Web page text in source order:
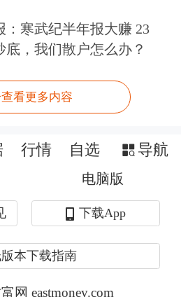
景”驱动技术落地
案》，提出通过产业
领域的制造场景，采
赋能”模式，为被投
：寒武纪半年报大赚 23
，我们散户怎么办？
看更多内容
行情 自选 导航
电脑版
下载App
本下载指南
网 eastmoney.com